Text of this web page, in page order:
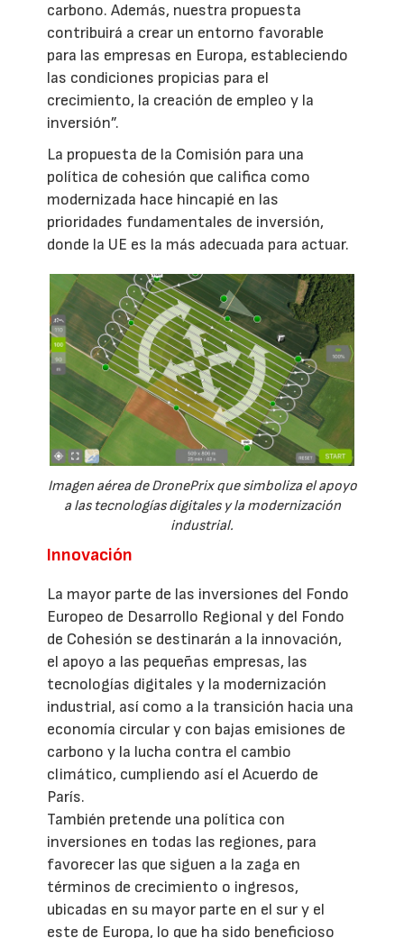
carbono. Además, nuestra propuesta
contribuirá a crear un entorno favorable
para las empresas en Europa, estableciendo
las condiciones propicias para el
crecimiento, la creación de empleo y la
inversión”.
La propuesta de la Comisión para una
política de cohesión que califica como
modernizada hace hincapié en las
prioridades fundamentales de inversión,
donde la UE es la más adecuada para actuar.
Imagen aérea de DronePrix que simboliza el apoyo
a las tecnologías digitales y la modernización
industrial.
Innovación
La mayor parte de las inversiones del Fondo
Europeo de Desarrollo Regional y del Fondo
de Cohesión se destinarán a la innovación,
el apoyo a las pequeñas empresas, las
tecnologías digitales y la modernización
industrial, así como a la transición hacia una
economía circular y con bajas emisiones de
carbono y la lucha contra el cambio
climático, cumpliendo así el Acuerdo de
París.
También pretende una política con
inversiones en todas las regiones, para
favorecer las que siguen a la zaga en
términos de crecimiento o ingresos,
ubicadas en su mayor parte en el sur y el
este de Europa, lo que ha sido beneficioso